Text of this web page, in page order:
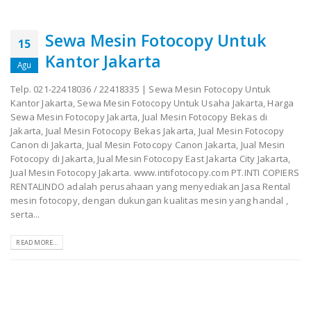
15
Agu
Sewa Mesin Fotocopy Untuk
Kantor Jakarta
Telp. 021-22418036 / 22418335 | Sewa Mesin Fotocopy Untuk
Kantor Jakarta, Sewa Mesin Fotocopy Untuk Usaha Jakarta, Harga
Sewa Mesin Fotocopy Jakarta, Jual Mesin Fotocopy Bekas di
Jakarta, Jual Mesin Fotocopy Bekas Jakarta, Jual Mesin Fotocopy
Canon di Jakarta, Jual Mesin Fotocopy Canon Jakarta, Jual Mesin
Fotocopy di Jakarta, Jual Mesin Fotocopy East Jakarta City Jakarta,
Jual Mesin Fotocopy Jakarta. www.intifotocopy.com PT.INTI COPIERS
RENTALINDO adalah perusahaan yang menyediakan Jasa Rental
mesin fotocopy, dengan dukungan kualitas mesin yang handal ,
serta...
READ MORE...